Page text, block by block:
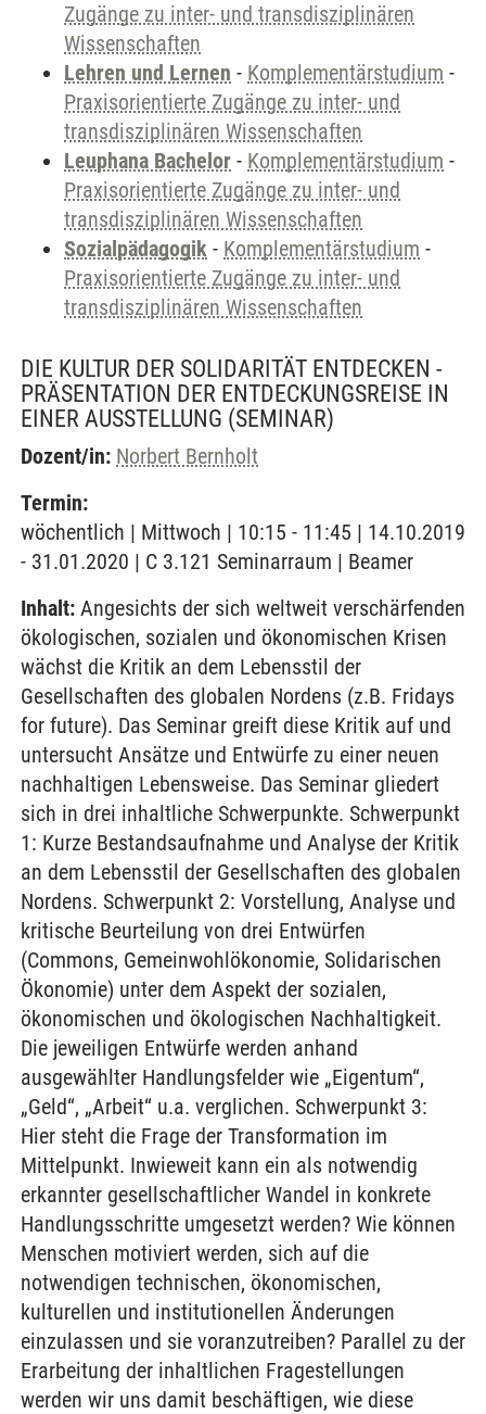
Zugänge zu inter- und transdisziplinären
Wissenschaften
Lehren und Lernen - Komplementärstudium -
Praxisorientierte Zugänge zu inter- und
transdisziplinären Wissenschaften
Leuphana Bachelor - Komplementärstudium -
Praxisorientierte Zugänge zu inter- und
transdisziplinären Wissenschaften
Sozialpädagogik - Komplementärstudium -
Praxisorientierte Zugänge zu inter- und
transdisziplinären Wissenschaften
DIE KULTUR DER SOLIDARITÄT ENTDECKEN -
PRÄSENTATION DER ENTDECKUNGSREISE IN
EINER AUSSTELLUNG (SEMINAR)
Dozent/in: Norbert Bernholt
Termin:
wöchentlich | Mittwoch | 10:15 - 11:45 | 14.10.2019
- 31.01.2020 | C 3.121 Seminarraum | Beamer
Inhalt: Angesichts der sich weltweit verschärfenden
ökologischen, sozialen und ökonomischen Krisen
wächst die Kritik an dem Lebensstil der
Gesellschaften des globalen Nordens (z.B. Fridays
for future). Das Seminar greift diese Kritik auf und
untersucht Ansätze und Entwürfe zu einer neuen
nachhaltigen Lebensweise. Das Seminar gliedert
sich in drei inhaltliche Schwerpunkte. Schwerpunkt
1: Kurze Bestandsaufnahme und Analyse der Kritik
an dem Lebensstil der Gesellschaften des globalen
Nordens. Schwerpunkt 2: Vorstellung, Analyse und
kritische Beurteilung von drei Entwürfen
(Commons, Gemeinwohlökonomie, Solidarischen
Ökonomie) unter dem Aspekt der sozialen,
ökonomischen und ökologischen Nachhaltigkeit.
Die jeweiligen Entwürfe werden anhand
ausgewählter Handlungsfelder wie „Eigentum“,
„Geld“, „Arbeit“ u.a. verglichen. Schwerpunkt 3:
Hier steht die Frage der Transformation im
Mittelpunkt. Inwieweit kann ein als notwendig
erkannter gesellschaftlicher Wandel in konkrete
Handlungsschritte umgesetzt werden? Wie können
Menschen motiviert werden, sich auf die
notwendigen technischen, ökonomischen,
kulturellen und institutionellen Änderungen
einzulassen und sie voranzutreiben? Parallel zu der
Erarbeitung der inhaltlichen Fragestellungen
werden wir uns damit beschäftigen, wie diese